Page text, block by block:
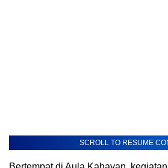
SCROLL TO RESUME